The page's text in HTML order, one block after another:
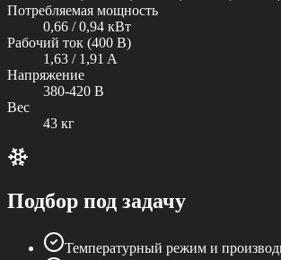
Потребляемая мощность
0,66 / 0,94 кВт
Рабочий ток (400 В)
1,63 / 1,91 A
Напряжение
380-420 В
Вес
43 кг
Подбор под задачу
Температурный режим и